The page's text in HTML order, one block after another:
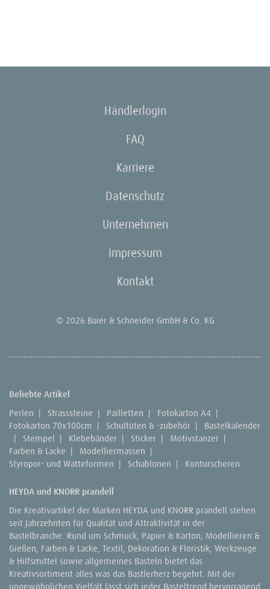
Händlerlogin
FAQ
Karriere
Datenschutz
Unternehmen
Impressum
Kontakt
© 2026 Baier & Schneider GmbH & Co. KG
Beliebte Artikel
Perlen | Strasssteine | Pailletten | Fotokarton A4 |
Fotokarton 70x100cm | Schultüten & -zubehör |
Bastelkalender
|
Stempel | Klebebänder | Sticker | Motivstanzer |
Farben & Lacke | Modelliermassen |
Styropor- und Watteformen | Schablonen | Konturscheren
HEYDA und KNORR prandell
Die Kreativartikel der Marken HEYDA und KNORR prandell stehen
seit Jahrzehnten für Qualität und Attraktivität in der
Bastelbranche. Rund um Schmuck, Papier & Karton, Modellieren &
Gießen, Farben & Lacke, Textil, Dekoration & Floristik, Werkzeuge
& Hilfsmittel sowie allgemeines Basteln bietet das
Kreativsortiment alles was das Bastlerherz begehrt. Mit der
ungewöhnlichen Vielfalt lässt sich jeder Basteltrend hervorragend